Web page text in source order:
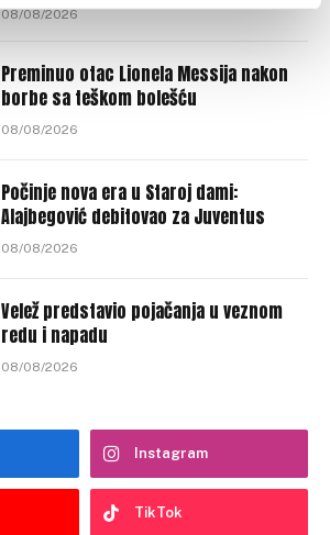
08/08/2026
Preminuo otac Lionela Messija nakon
borbe sa teškom bolešću
08/08/2026
Počinje nova era u Staroj dami:
Alajbegović debitovao za Juventus
08/08/2026
Velež predstavio pojačanja u veznom
redu i napadu
08/08/2026
Instagram
TikTok